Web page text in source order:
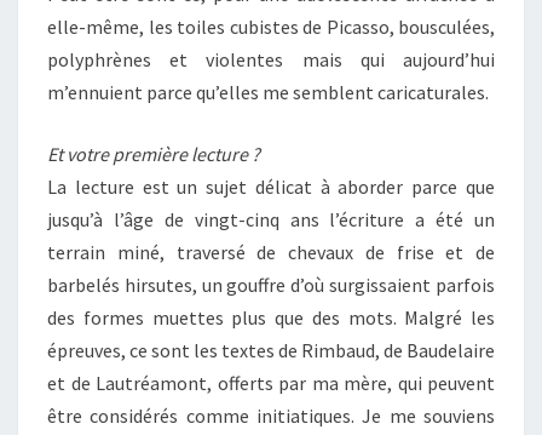
elle-même, les toiles cubistes de Picasso, bousculées,
polyphrènes et violentes mais qui aujourd’hui
m’ennuient parce qu’elles me semblent caricaturales.
Et votre première lecture ?
La lecture est un sujet délicat à aborder parce que
jusqu’à l’âge de vingt-cinq ans l’écriture a été un
terrain miné, traversé de chevaux de frise et de
barbelés hirsutes, un gouffre d’où surgissaient parfois
des formes muettes plus que des mots. Malgré les
épreuves, ce sont les textes de Rimbaud, de Baudelaire
et de Lautréamont, offerts par ma mère, qui peuvent
être considérés comme initiatiques. Je me souviens